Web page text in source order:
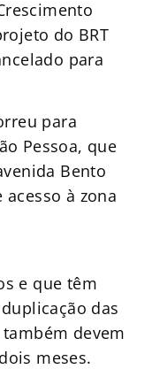
do BRT
para
para
Pessoa, que
Bento
à zona
e que têm
das
devem
meses.